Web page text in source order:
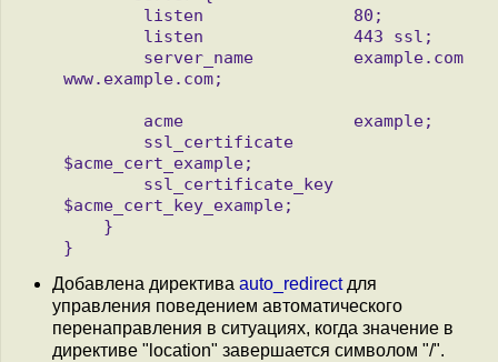
www.example.com;
$acme_cert_example;
$acme_cert_key_example;
Добавлена директива auto_redirectдля
управления поведением автоматического
перенаправления в ситуациях, когда значение в
директиве "location" завершается символом "/".